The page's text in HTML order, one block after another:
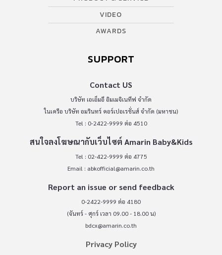
VIDEO
AWARDS
SUPPORT
Contact US
บริษัท เอเอ็มอี อิมเมจิเนทีฟ จำกัด
ในเครือ บริษัท อมรินทร์ คอร์เปอเรชั่นส์ จำกัด (มหาชน)
Tel : 0-2422-9999 ต่อ 4510
สนใจลงโฆษณากับเว็บไซต์ Amarin Baby&Kids
Tel : 02-422-9999 ต่อ 4775
Email : abkofficial@amarin.co.th
Report an issue or send feedback
0-2422-9999 ต่อ 4180
(จันทร์ - ศุกร์ เวลา 09.00 - 18.00 น)
bdcx@amarin.co.th
Privacy Policy